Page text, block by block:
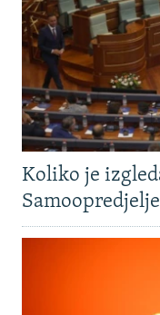
Koliko je